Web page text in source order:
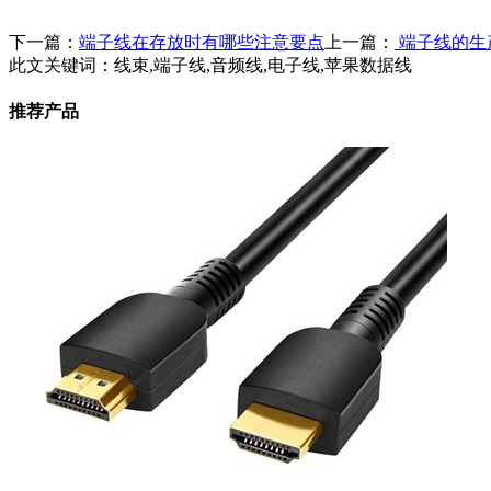
下一篇： 端子线在存放时有哪些注意要点 上一篇：
端子线的
此文关键词： 线束,端子线,音频线,电子线,苹果数据线
推荐产品